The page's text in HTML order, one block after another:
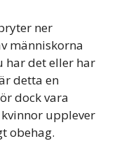
ner
människorna
har det eller har
detta en
dock vara
upplever
obehag.